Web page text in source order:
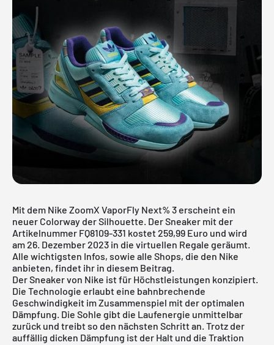
Mit dem Nike ZoomX VaporFly Next% 3 erscheint ein
neuer Colorway der Silhouette. Der Sneaker mit der
Artikelnummer FQ8109-331 kostet 259,99 Euro und wird
am 26. Dezember 2023 in die virtuellen Regale geräumt.
Alle wichtigsten Infos, sowie alle Shops, die den Nike
anbieten, findet ihr in diesem Beitrag.
Der Sneaker von Nike ist für Höchstleistungen konzipiert.
Die Technologie erlaubt eine bahnbrechende
Geschwindigkeit im Zusammenspiel mit der optimalen
Dämpfung. Die Sohle gibt die Laufenergie unmittelbar
zurück und treibt so den nächsten Schritt an. Trotz der
auffällig dicken Dämpfung ist der Halt und die Traktion